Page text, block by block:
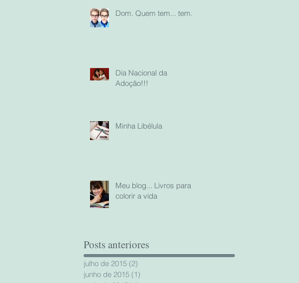
Dom. Quem tem... tem...
Dia Nacional da
Adoção!!!
Minha Libélula
Meu blog... Livros para
colorir a vida
Posts anteriores
julho de 2015 (2)
junho de 2015 (1)